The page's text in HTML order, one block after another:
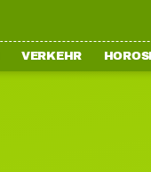
VERKEHR